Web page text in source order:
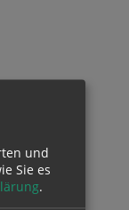
und
Sie es
.